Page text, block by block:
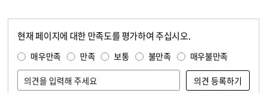
현재 페이지에 대한 만족도를 평가하여 주십시오.
매우만족 만족 보통 불만족 매우불만족